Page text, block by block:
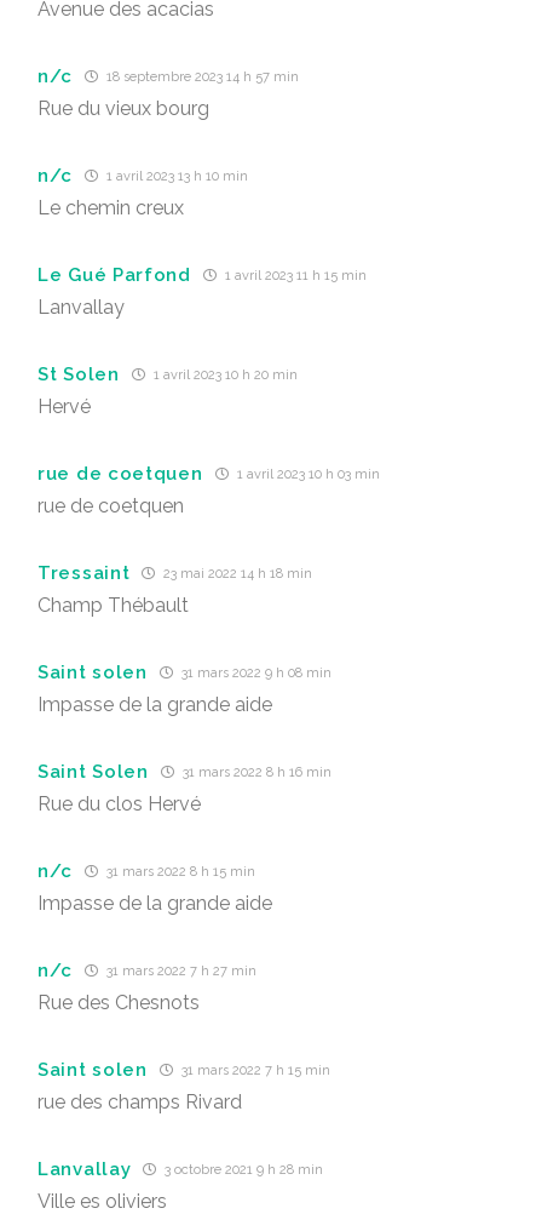
Avenue des acacias
n/c 18 septembre 2023 14 h 57 min
Rue du vieux bourg
n/c 1 avril 2023 13 h 10 min
Le chemin creux
Le Gué Parfond 1 avril 2023 11 h 15 min
Lanvallay
St Solen 1 avril 2023 10 h 20 min
Hervé
rue de coetquen 1 avril 2023 10 h 03 min
rue de coetquen
Tressaint 23 mai 2022 14 h 18 min
Champ Thébault
Saint solen 31 mars 2022 9 h 08 min
Impasse de la grande aide
Saint Solen 31 mars 2022 8 h 16 min
Rue du clos Hervé
n/c 31 mars 2022 8 h 15 min
Impasse de la grande aide
n/c 31 mars 2022 7 h 27 min
Rue des Chesnots
Saint solen 31 mars 2022 7 h 15 min
rue des champs Rivard
Lanvallay 3 octobre 2021 9 h 28 min
Ville es oliviers